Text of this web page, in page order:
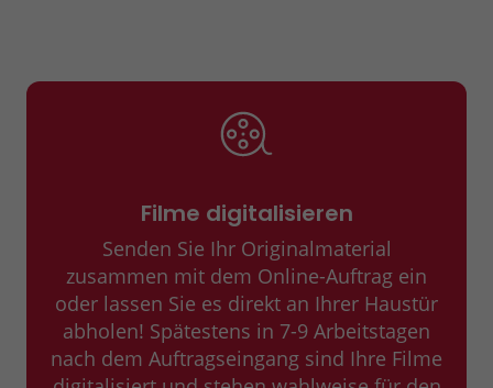
Filme digitalisieren
Senden Sie Ihr Originalmaterial
zusammen mit dem Online-Auftrag ein
oder lassen Sie es direkt an Ihrer Haustür
abholen! Spätestens in 7-9 Arbeitstagen
nach dem Auftragseingang sind Ihre Filme